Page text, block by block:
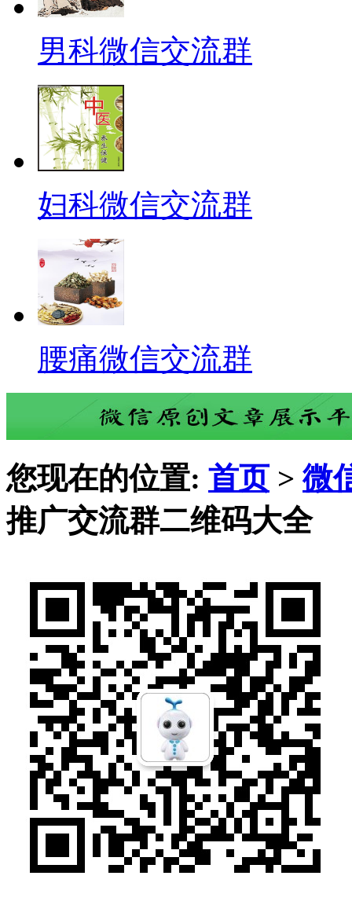
男科微信交流群
妇科微信交流群
腰痛微信交流群
您现在的位置: 首页 >微
推广交流群二维码大全